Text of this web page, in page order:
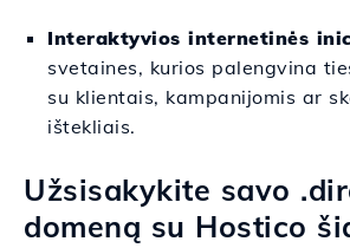
Interaktyvios internetinės
svetaines, kurios palengvina
su klientais, kampanijomis ar
ištekliais.
Užsisakykite savo
domeną su Hostico